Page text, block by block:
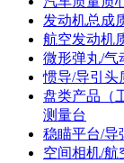
发动机总成
航空发动机
微形弹丸/气
惯导/导引头
盘类产品（
测量台
稳瞄平台/导
空间相机/航